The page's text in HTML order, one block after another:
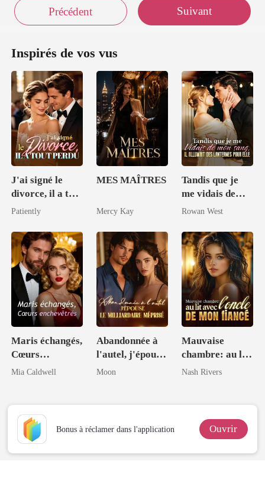
Précédent Suivant
Inspirés de vos vus
J'ai signé le
divorce, il a tout
perdu
Patiently
MES MAÎTRES
Mercy Kay
Tandis que je
me vidais de
mon sang, il
lanternes pour
elle
Rowan West
Maris échangés,
Cœurs
enchevêtrés
Mia Caldwell
Abandonnée à
l'autel, j'épouse
le milliardaire
Moon
Mauvaise
chambre: au lit
avec l'oncle de
Nash Rivers
Bonus à réclamer dans l'application Ouvrir